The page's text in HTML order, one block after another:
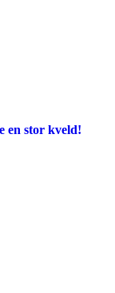
en stor kveld!